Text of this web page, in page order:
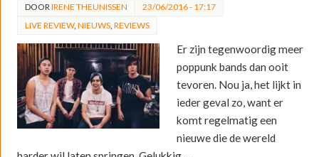
DOOR IRENE THEUNISSEN
23/06/2016 - 17:17
LIVE REVIEW, NIEUWS, REVIEWS
Er zijn tegenwoordig meer
poppunk bands dan ooit
tevoren. Nou ja, het lijkt in
ieder geval zo, want er
komt regelmatig een
nieuwe die de wereld